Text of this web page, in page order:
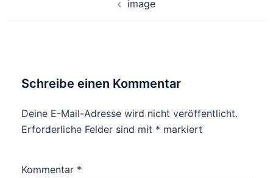
image
Schreibe einen Kommentar
Deine E-Mail-Adresse wird nicht veröffentlicht.
Erforderliche Felder sind mit * markiert
Kommentar *